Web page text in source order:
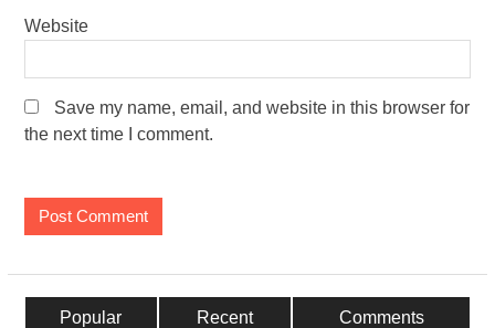
Website
Save my name, email, and website in this browser for
the next time I comment.
Popular Recent Comments